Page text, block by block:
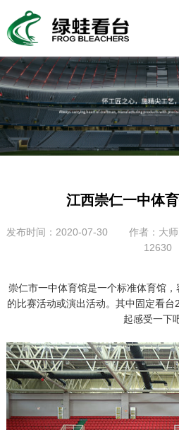
江西崇仁一中体
发布时间：2020-07-30 作者：大
12630
崇仁市一中体育馆是一个标准体育馆
的比赛活动或演出活动。其中固定看
起感受一下